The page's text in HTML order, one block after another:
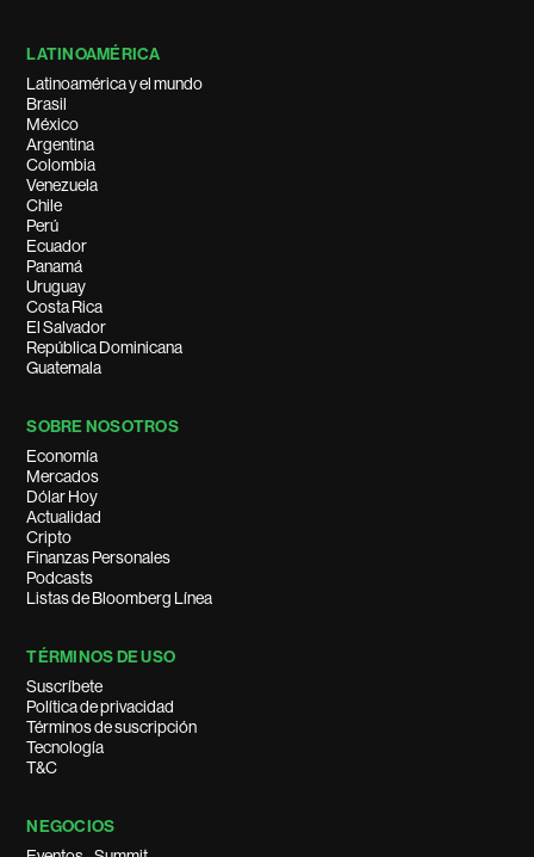
LATINOAMÉRICA
Latinoamérica y el mundo
Brasil
México
Argentina
Colombia
Venezuela
Chile
Perú
Ecuador
Panamá
Uruguay
Costa Rica
El Salvador
República Dominicana
Guatemala
SOBRE NOSOTROS
Economía
Mercados
Dólar Hoy
Actualidad
Cripto
Finanzas Personales
Podcasts
Listas de Bloomberg Línea
TÉRMINOS DE USO
Suscríbete
Política de privacidad
Términos de suscripción
Tecnología
T&C
NEGOCIOS